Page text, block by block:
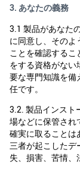
3. あなたの義務
3.1 製品があなた
に同意し、そのよ
ことを確認するこ
をする資格がな
要な専門知識を備
任です。
3.2. 製品インスト
場などに保管され
確実に取ることは
三者が起こしたデ
失、損害、苦情、